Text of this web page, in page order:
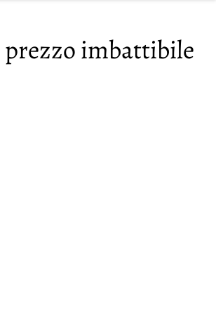
prezzo imbattibile